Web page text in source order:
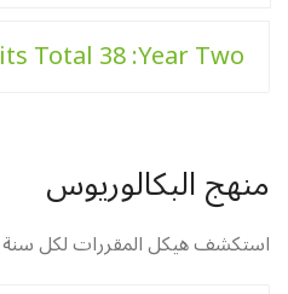
Year Two
: 38 Credits Total
منهج البكالوريوس
استكشف هيكل المقررات لكل